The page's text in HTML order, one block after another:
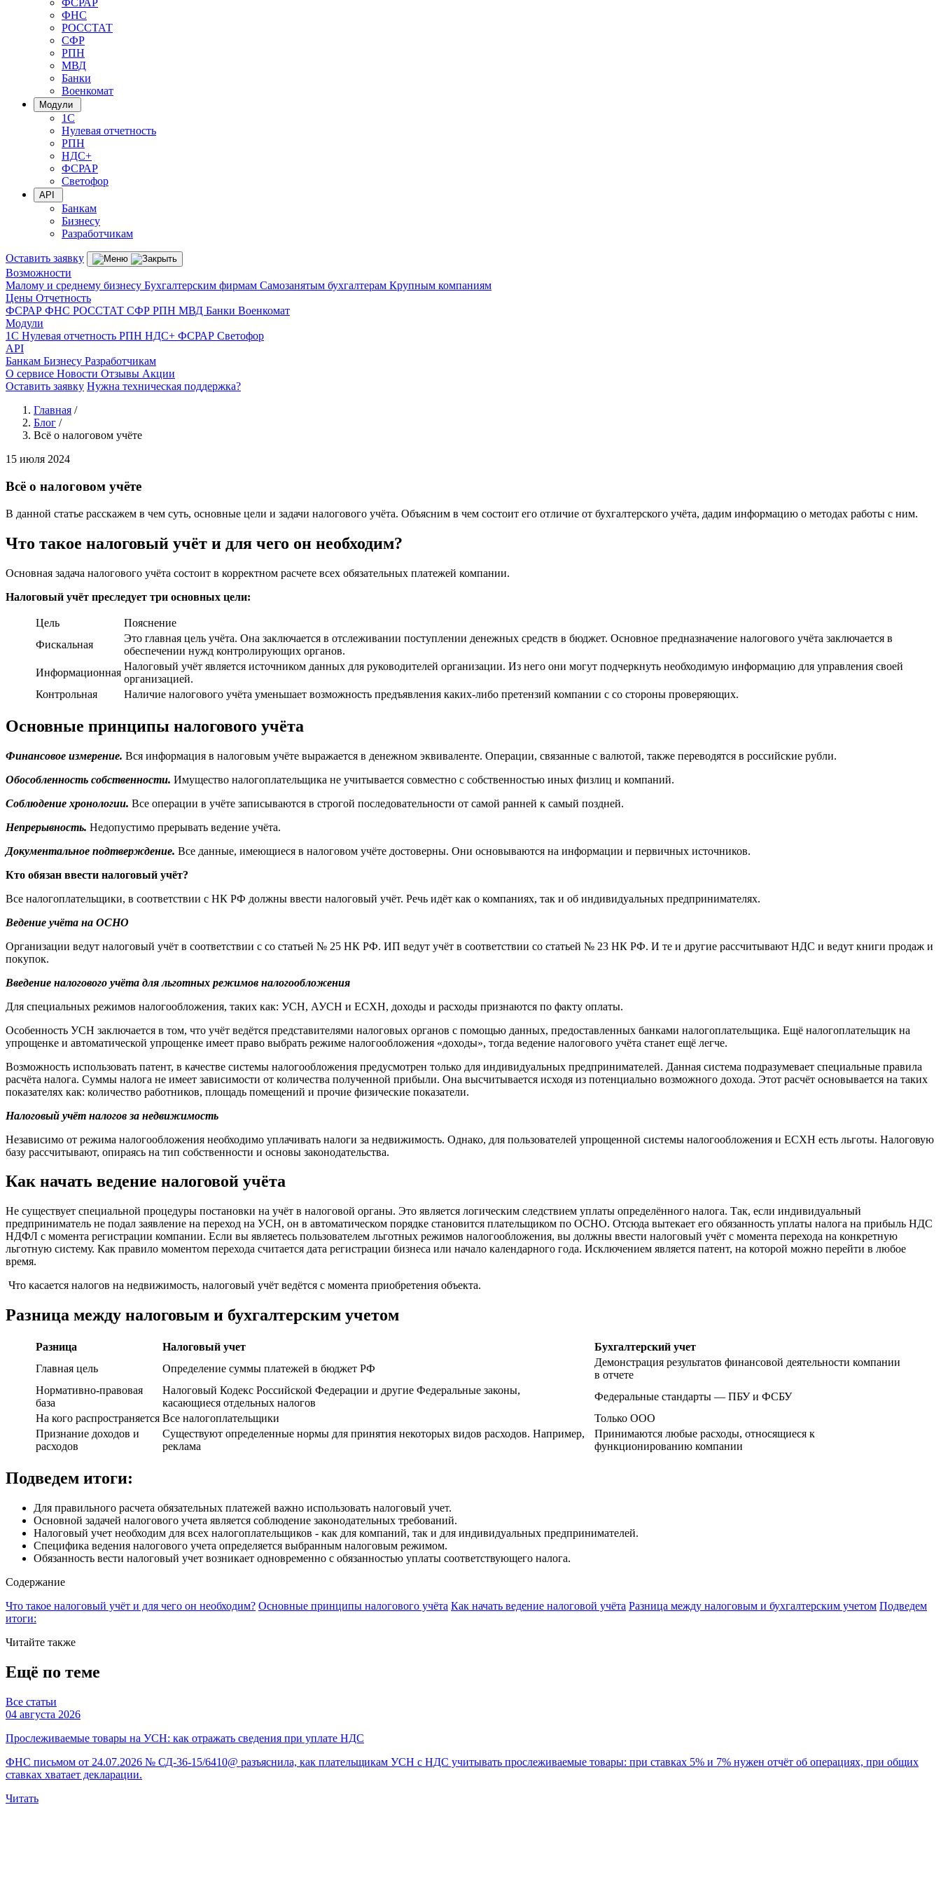
ФСРАР
ФНС
РОССТАТ
СФР
РПН
МВД
Банки
Военкомат
Модули
1С
Нулевая отчетность
РПН
НДС+
ФСРАР
Светофор
API
Банкам
Бизнесу
Разработчикам
Оставить заявку
Возможности
Малому и среднему бизнесу Бухгалтерским фирмам Самозанятым бухгалтерам Крупным компаниям
Цены Отчетность
ФСРАР ФНС РОССТАТ СФР РПН МВД Банки Военкомат
Модули
1С Нулевая отчетность РПН НДС+ ФСРАР Светофор
API
Банкам Бизнесу Разработчикам
О сервисе Новости Отзывы Акции
Оставить заявку Нужна техническая поддержка?
Главная /
Блог /
Всё о налоговом учёте
15 июля 2024
Всё о налоговом учёте
В данной статье расскажем в чем суть, основные цели и задачи налогового учёта. Объясним в чем состоит его отличие от бухгалтерского учёта, дадим информацию о методах работы с ним.
Что такое налоговый учёт и для чего он необходим?
Основная задача налогового учёта состоит в корректном расчете всех обязательных платежей компании.
Налоговый учёт преследует три основных цели:
Цель
Пояснение
Фискальная
Это главная цель учёта. Она заключается в отслеживании поступлении денежных средств в бюджет. Основное предназначение налогового учёта заключается в
обеспечении нужд контролирующих органов.
Информационная
Налоговый учёт является источником данных для руководителей организации. Из него они могут подчеркнуть необходимую информацию для управления своей
организацией.
Контрольная
Наличие налогового учёта уменьшает возможность предъявления каких-либо претензий компании с со стороны проверяющих.
Основные принципы налогового учёта
Финансовое измерение. Вся информация в налоговым учёте выражается в денежном эквиваленте. Операции, связанные с валютой, также переводятся в российские рубли.
Обособленность собственности. Имущество налогоплательщика не учитывается совместно с собственностью иных физлиц и компаний.
Соблюдение хронологии. Все операции в учёте записываются в строгой последовательности от самой ранней к самый поздней.
Непрерывность. Недопустимо прерывать ведение учёта.
Документальное подтверждение. Все данные, имеющиеся в налоговом учёте достоверны. Они основываются на информации и первичных источников.
Кто обязан ввести налоговый учёт?
Все налогоплательщики, в соответствии с НК РФ должны ввести налоговый учёт. Речь идёт как о компаниях, так и об индивидуальных предпринимателях.
Ведение учёта на ОСНО
Организации ведут налоговый учёт в соответствии с со статьей № 25 НК РФ. ИП ведут учёт в соответствии со статьей № 23 НК РФ. И те и другие рассчитывают НДС и ведут книги продаж и
покупок.
Введение налогового учёта для льготных режимов налогообложения
Для специальных режимов налогообложения, таких как: УСН, АУСН и ЕСХН, доходы и расходы признаются по факту оплаты.
Особенность УСН заключается в том, что учёт ведётся представителями налоговых органов с помощью данных, предоставленных банками налогоплательщика. Ещё налогоплательщик на
упрощенке и автоматической упрощенке имеет право выбрать режиме налогообложения «доходы», тогда ведение налогового учёта станет ещё легче.
Возможность использовать патент, в качестве системы налогообложения предусмотрен только для индивидуальных предпринимателей. Данная система подразумевает специальные правила
расчёта налога. Суммы налога не имеет зависимости от количества полученной прибыли. Она высчитывается исходя из потенциально возможного дохода. Этот расчёт основывается на таких
показателях как: количество работников, площадь помещений и прочие физические показатели.
Налоговый учёт налогов за недвижимость
Независимо от режима налогообложения необходимо уплачивать налоги за недвижимость. Однако, для пользователей упрощенной системы налогообложения и ЕСХН есть льготы. Налоговую
базу рассчитывают, опираясь на тип собственности и основы законодательства.
Как начать ведение налоговой учёта
Не существует специальной процедуры постановки на учёт в налоговой органы. Это является логическим следствием уплаты определённого налога. Так, если индивидуальный
предприниматель не подал заявление на переход на УСН, он в автоматическом порядке становится плательщиком по ОСНО. Отсюда вытекает его обязанность уплаты налога на прибыль НДС
НДФЛ с момента регистрации компании. Если вы являетесь пользователем льготных режимов налогообложения, вы должны ввести налоговый учёт с момента перехода на конкретную
льготную систему. Как правило моментом перехода считается дата регистрации бизнеса или начало календарного года. Исключением является патент, на которой можно перейти в любое
время.
Что касается налогов на недвижимость, налоговый учёт ведётся с момента приобретения объекта.
Разница между налоговым и бухгалтерским учетом
Разница Налоговый учет
Бухгалтерский учет
Главная цель
Определение суммы платежей в бюджет РФ
Демонстрация результатов финансовой деятельности компании
в отчете
Нормативно-правовая
база
Налоговый Кодекс Российской Федерации и другие Федеральные законы,
касающиеся отдельных налогов
Федеральные стандарты — ПБУ и ФСБУ
На кого распространяется Все налогоплательщики
Только ООО
Признание доходов и
расходов
Существуют определенные нормы для принятия некоторых видов расходов. Например,
реклама
Принимаются любые расходы, относящиеся к
функционированию компании
Подведем итоги:
Для правильного расчета обязательных платежей важно использовать налоговый учет.
Основной задачей налогового учета является соблюдение законодательных требований.
Налоговый учет необходим для всех налогоплательщиков - как для компаний, так и для индивидуальных предпринимателей.
Специфика ведения налогового учета определяется выбранным налоговым режимом.
Обязанность вести налоговый учет возникает одновременно с обязанностью уплаты соответствующего налога.
Содержание
Что такое налоговый учёт и для чего он необходим? Основные принципы налогового учёта Как начать ведение налоговой учёта Разница между налоговым и бухгалтерским учетом Подведем
итоги:
Читайте также
Ещё по теме
Все статьи
04 августа 2026
Прослеживаемые товары на УСН: как отражать сведения при уплате НДС
ФНС письмом от 24.07.2026 № СД-36-15/6410@ разъяснила, как плательщикам УСН с НДС учитывать прослеживаемые товары: при ставках 5% и 7% нужен отчёт об операциях, при общих
ставках хватает декларации.
Читать